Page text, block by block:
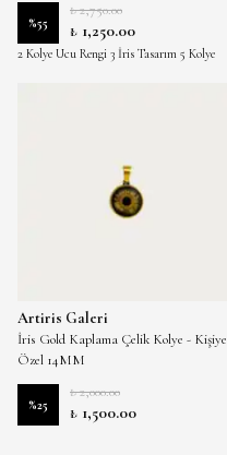
%55
₺ 2,750.00
₺ 1,250.00
2 Kolye Ucu Rengi 3 İris Tasarım 5 Kolye
Artiris Galeri
İris Gold Kaplama Çelik Kolye - Kişiye
Özel 14MM
%25
₺ 2,000.00
₺ 1,500.00